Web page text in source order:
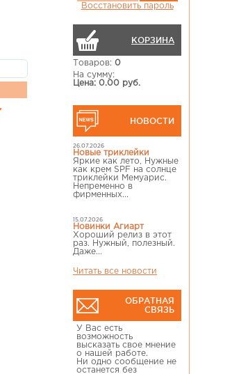
Восстановить пароль
КОРЗИНА
Товаров: 0
На сумму:
Цена: 0.00 руб.
НОВОСТИ
26.07.2026
Новые триклейки
Яркие как лето, Нужные
как крем SPF на солнце
триклейки Мемуарис.
Непременно в
фирменных...
15.07.2026
Новинки Агиарт
Хороший релиз в этот
раз. Нужный, полезный.
Даже...
Читать все новости
ОБРАТНАЯ
СВЯЗЬ
У Вас есть
возможность
высказать свое мнение
о нашей работе.
Ни одно сообщение не
останется без